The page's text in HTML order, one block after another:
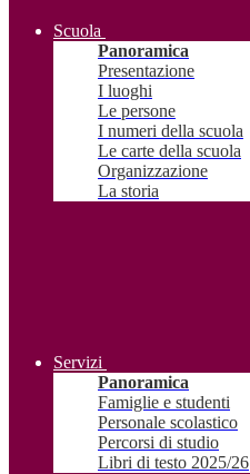
Scuola
Panoramica
Presentazione
I luoghi
Le persone
I numeri della scuola
Le carte della scuola
Organizzazione
La storia
Servizi
Panoramica
Famiglie e studenti
Personale scolastico
Percorsi di studio
Libri di testo 2025/26